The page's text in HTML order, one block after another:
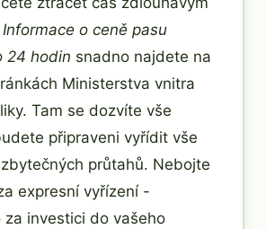
Informace o ceně pasu
24 hodin snadno najdete na
Ministerstva vnitra
Tam se dozvíte vše
připraveni vyřídit vše
průtahů. Nebojte
expresní vyřízení -
za investici do vašeho